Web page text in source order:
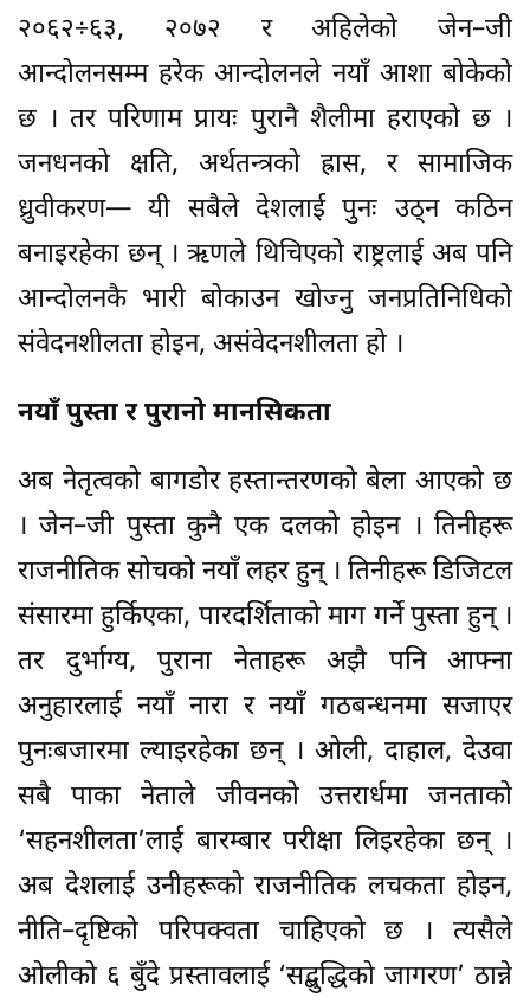
२०६२÷६३, २०७२ र अहिलेको जेन–जी
आन्दोलनसम्म हरेक आन्दोलनले नयाँ आशा बोकेको
छ । तर परिणाम प्रायः पुरानै शैलीमा हराएको छ ।
जनधनको क्षति, अर्थतन्त्रको ह्रास, र सामाजिक
ध्रुवीकरण— यी सबैले देशलाई पुनः उठ्न कठिन
बनाइरहेका छन् । ऋणले थिचिएको राष्ट्रलाई अब पनि
आन्दोलनकै भारी बोकाउन खोज्नु जनप्रतिनिधिको
संवेदनशीलता होइन, असंवेदनशीलता हो ।
नयाँ पुस्ता र पुरानो मानसिकता
अब नेतृत्वको बागडोर हस्तान्तरणको बेला आएको छ
। जेन–जी पुस्ता कुनै एक दलको होइन । तिनीहरू
राजनीतिक सोचको नयाँ लहर हुन् । तिनीहरू डिजिटल
संसारमा हुर्किएका, पारदर्शिताको माग गर्ने पुस्ता हुन् ।
तर दुर्भाग्य, पुराना नेताहरू अझै पनि आफ्ना
अनुहारलाई नयाँ नारा र नयाँ गठबन्धनमा सजाएर
पुनःबजारमा ल्याइरहेका छन् । ओली, दाहाल, देउवा
सबै पाका नेताले जीवनको उत्तरार्धमा जनताको
‘सहनशीलता’लाई बारम्बार परीक्षा लिइरहेका छन् ।
अब देशलाई उनीहरूको राजनीतिक लचकता होइन,
नीति–दृष्टिको परिपक्वता चाहिएको छ । त्यसैले
ओलीको ६ बुँदे प्रस्तावलाई ‘सद्बुद्धिको जागरण’ ठान्ने